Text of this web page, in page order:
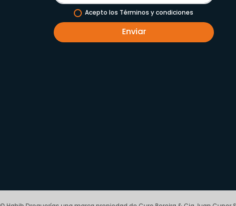
Acepto los Términos y condiciones
Enviar